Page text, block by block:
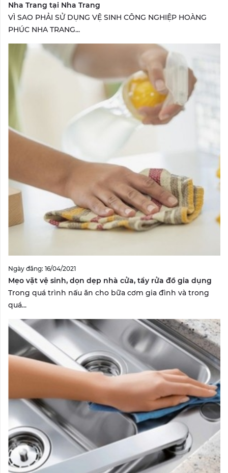
Nha Trang tại Nha Trang
VÌ SAO PHẢI SỬ DỤNG VỆ SINH CÔNG NGHIỆP HOÀNG
PHÚC NHA TRANG...
Ngày đăng: 16/04/2021
Mẹo vặt vệ sinh, dọn dẹp nhà cửa, tẩy rửa đồ gia dụng
Trong quá trình nấu ăn cho bữa cơm gia đình và trong
quá...